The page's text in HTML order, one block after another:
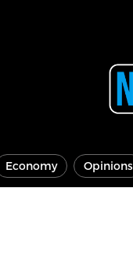
Economy Opinions